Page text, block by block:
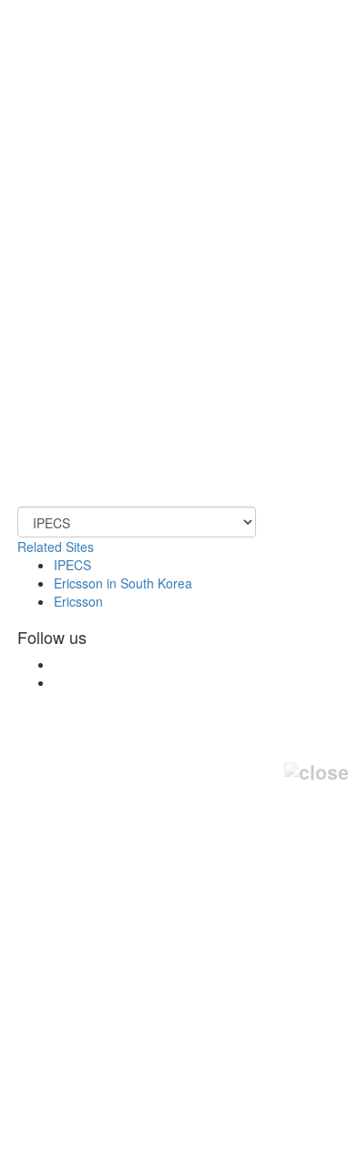
Related Sites
IPECS
Ericsson in South Korea
Ericsson
Follow us